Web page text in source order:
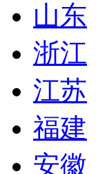
山东
浙江
江苏
福建
安徽